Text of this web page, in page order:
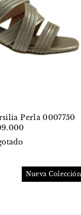
Perla 0007750
Nueva Colección